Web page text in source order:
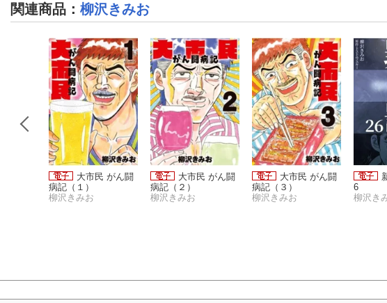
関連商品 ： 柳沢きみお
大市民 がん闘
病記（１）
柳沢きみお
大市民 がん闘
病記（２）
柳沢きみお
大市民 がん闘
病記（３）
柳沢きみお
6
柳沢き